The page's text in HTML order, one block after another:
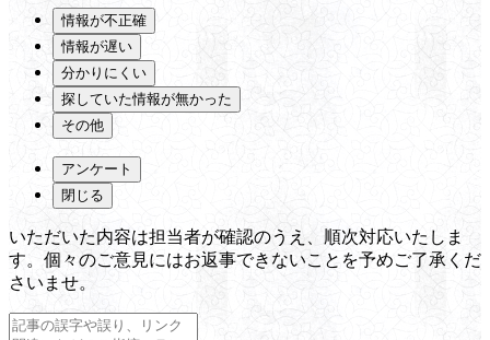
情報が不正確
情報が遅い
分かりにくい
探していた情報が無かった
その他
アンケート
閉じる
いただいた内容は担当者が確認のうえ、順次対応いたしま
す。個々のご意見にはお返事できないことを予めご了承くだ
さいませ。